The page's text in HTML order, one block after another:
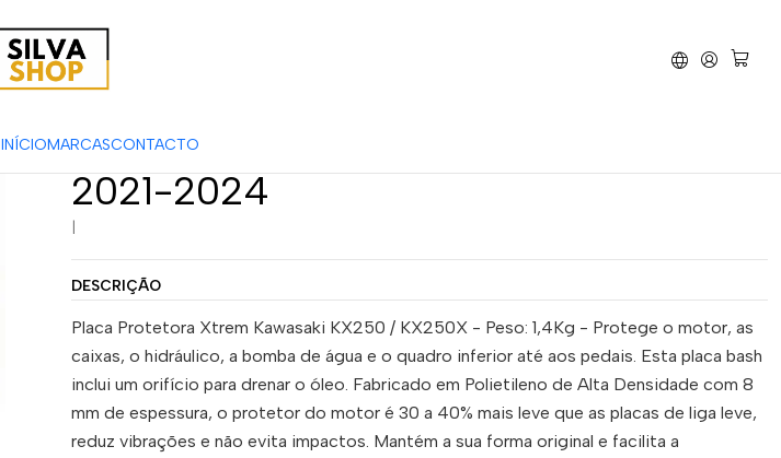
INÍCIOMARCASCONTACTO
de Biela Kawasaki KX250 / KX250X
2021-2024
DESCRIÇÃO
Placa Protetora Xtrem Kawasaki KX250 / KX250X - Peso: 1,4Kg - Protege o motor, as
caixas, o hidráulico, a bomba de água e o quadro inferior até aos pedais. Esta placa bash
inclui um orifício para drenar o óleo. Fabricado em Polietileno de Alta Densidade com 8
mm de espessura, o protetor do motor é 30 a 40% mais leve que as placas de liga leve,
reduz vibrações e não evita impactos. Mantém a sua forma original e facilita a